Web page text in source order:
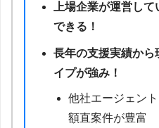
上場企業が運営し
できる！
長年の支援実績か
イプが強み！
他社エージェン
額直案件が豊富